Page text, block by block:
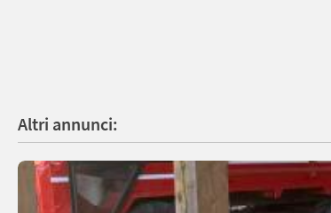
Altri annunci: